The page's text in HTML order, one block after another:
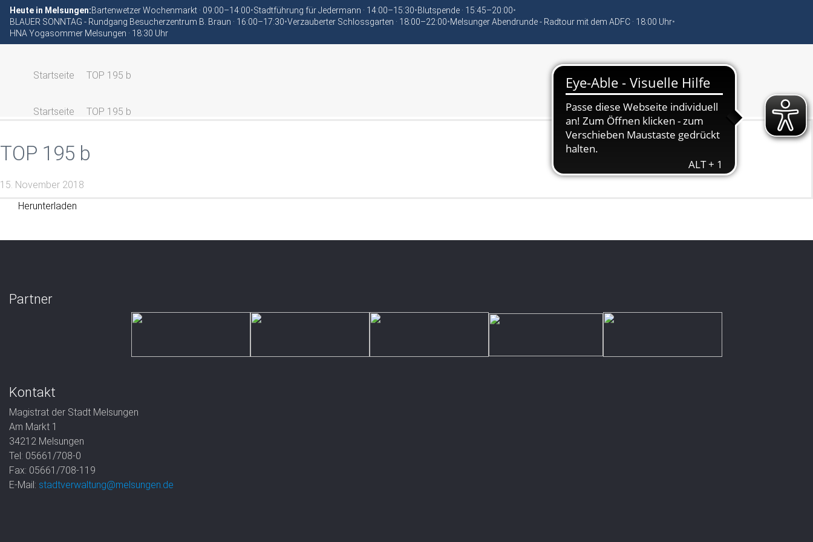
Heute in Melsungen:Bartenwetzer Wochenmarkt · 09:00–14:00•Stadtführung für Jedermann · 14:00–15:30•Blutspende · 15:45–20:00•
BLAUER SONNTAG - Rundgang Besucherzentrum B. Braun · 16:00–17:30•Verzauberter Schlossgarten · 18:00–22:00•Melsunger Abendrunde - Radtour mit dem ADFC · 18:00 Uhr•
HNA Yogasommer Melsungen · 18:30 Uhr
Startseite TOP 195 b
Startseite TOP 195 b
TOP 195 b
15. November 2018
Herunterladen
Partner
Kontakt
Magistrat der Stadt Melsungen
Am Markt 1
34212 Melsungen
Tel: 05661/708-0
Fax: 05661/708-119
E-Mail: stadtverwaltung@melsungen.de